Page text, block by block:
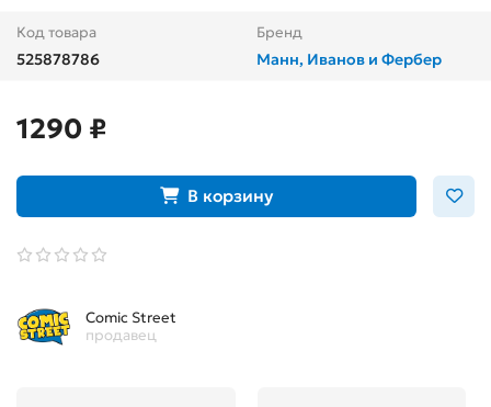
Код товара
525878786
Бренд
Манн, Иванов и Фербер
1290 ₽
В корзину
Comic Street
продавец